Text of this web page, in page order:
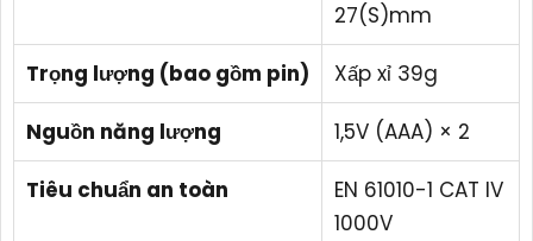
27(S)mm
Trọng lượng (bao gồm pin) Xấp xỉ 39g
Nguồn năng lượng 1,5V (AAA) × 2
Tiêu chuẩn an toàn
EN 61010-1 CAT IV
1000V